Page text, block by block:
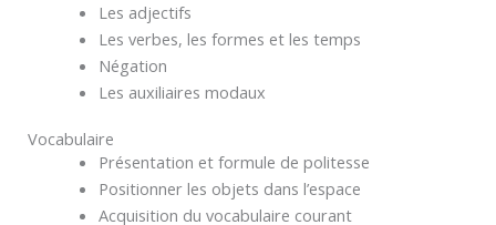
Les adjectifs
Les verbes, les formes et les temps
Négation
Les auxiliaires modaux
Vocabulaire
Présentation et formule de politesse
Positionner les objets dans l’espace
Acquisition du vocabulaire courant